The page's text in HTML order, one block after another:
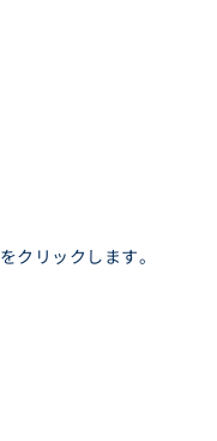
をクリックします。